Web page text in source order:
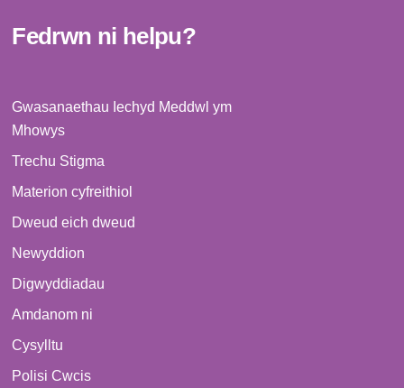
Fedrwn ni helpu?
Gwasanaethau Iechyd Meddwl ym
Mhowys
Trechu Stigma
Materion cyfreithiol
Dweud eich dweud
Newyddion
Digwyddiadau
Amdanom ni
Cysylltu
Polisi Cwcis